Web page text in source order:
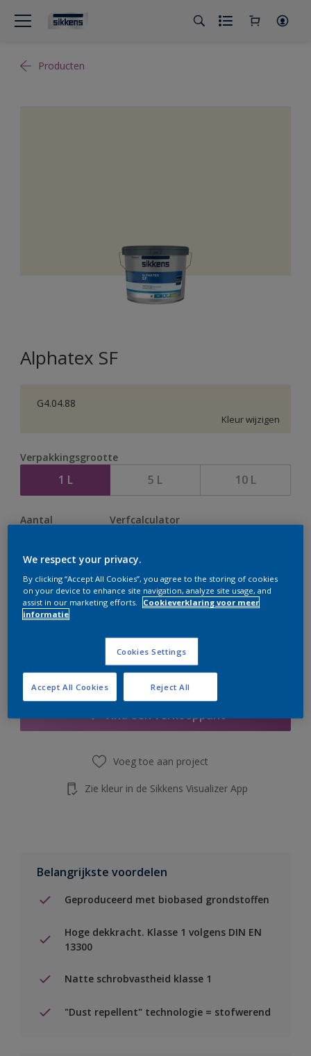
Producten
Alphatex SF
G4.04.88
Kleur wijzigen
Verpakkingsgrootte
1 L 5 L 10 L
Aantal Verfcalculator
Op dit moment is het niet mogelijk dit product online
te bestellen. Bezoek je dichtstbijzijnde winkel of klik op
Boodschappenlijst
Vind een verkooppunt
Voeg toe aan project
Zie kleur in de Sikkens Visualizer App
Belangrijkste voordelen
Geproduceerd met biobased grondstoffen
Hoge dekkracht. Klasse 1 volgens DIN EN
13300
Natte schrobvastheid klasse 1
"Dust repellent" technologie = stofwerend
We respect your privacy.
By clicking “Accept All Cookies”, you agree to the storing of cookies
on your device to enhance site navigation, analyze site usage, and
assist in our marketing efforts.
Cookieverklaring voor meer
informatie
Cookies Settings
Reject All
Accept All Cookies